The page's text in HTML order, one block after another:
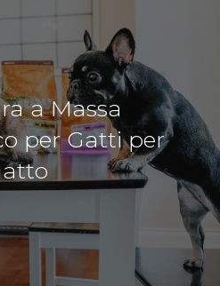
a Massa
per Gatti per